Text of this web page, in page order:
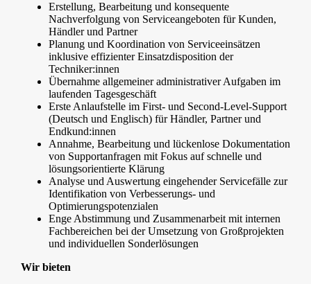
Erstellung, Bearbeitung und konsequente
Nachverfolgung von Serviceangeboten für Kunden,
Händler und Partner
Planung und Koordination von Serviceeinsätzen
inklusive effizienter Einsatzdisposition der
Techniker:innen
Übernahme allgemeiner administrativer Aufgaben im
laufenden Tagesgeschäft
Erste Anlaufstelle im First- und Second-Level-Support
(Deutsch und Englisch) für Händler, Partner und
Endkund:innen
Annahme, Bearbeitung und lückenlose Dokumentation
von Supportanfragen mit Fokus auf schnelle und
lösungsorientierte Klärung
Analyse und Auswertung eingehender Servicefälle zur
Identifikation von Verbesserungs- und
Optimierungspotenzialen
Enge Abstimmung und Zusammenarbeit mit internen
Fachbereichen bei der Umsetzung von Großprojekten
und individuellen Sonderlösungen
Wir bieten